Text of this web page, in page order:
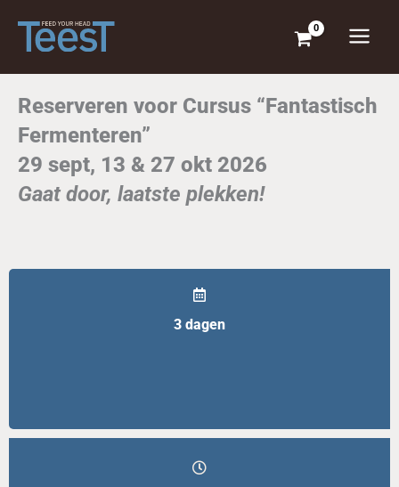
naar
inhoud
Reserveren voor Cursus “Fantastisch
Fermenteren”
29 sept, 13 & 27 okt 2026
Gaat door, laatste plekken!
3 dagen